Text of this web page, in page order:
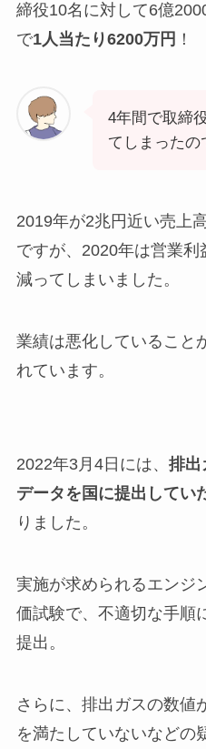
締役10名に対して6億
で1人当たり6200万円 ！
4年間で取締
てしまったの
2019年が2兆円近い売上
ですが、2020年は営業
減ってしまいました。
業績は悪化していること
れています。
2022年3月4日には、 排出
データを国に提出してい
りました。
実施が求められるエンジ
価試験で、不適切な手順
提出。
さらに、排出ガスの数値
を満たしていないなどの